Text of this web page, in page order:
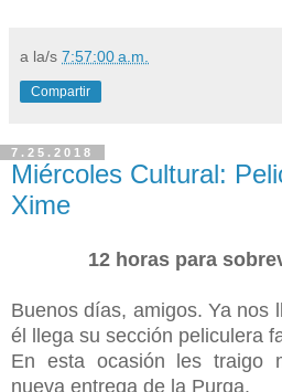
a la/s 7:57:00 a.m.
Compartir
7.25.2018
Miércoles Cultural:
Xime
12 horas para
Buenos días, amigos. Ya nos
él llega su sección peliculera
En esta ocasión les traigo
nueva entrega de la Purga.